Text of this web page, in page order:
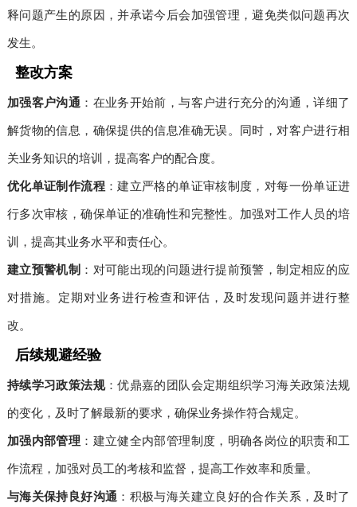
释问题产生的原因，并承诺今后会加强管理，避免类似问题再次
发生。
整改方案
加强客户沟通 ：在业务开始前，与客户进行充分的沟通，详细了
解货物的信息，确保提供的信息准确无误。同时，对客户进行相
关业务知识的培训，提高客户的配合度。
优化单证制作流程：建立严格的单证审核制度，对每一份单证进
行多次审核，确保单证的准确性和完整性。加强对工作人员的培
训，提高其业务水平和责任心。
建立预警机制 ：对可能出现的问题进行提前预警，制定相应的应
对措施。定期对业务进行检查和评估，及时发现问题并进行整
改。
后续规避经验
持续学习政策法规：优鼎嘉的团队会定期组织学习海关政策法规
的变化，及时了解最新的要求，确保业务操作符合规定。
加强内部管理 ：建立健全内部管理制度，明确各岗位的职责和工
作流程，加强对员工的考核和监督，提高工作效率和质量。
与海关保持良好沟通 ：积极与海关建立良好的合作关系，及时了